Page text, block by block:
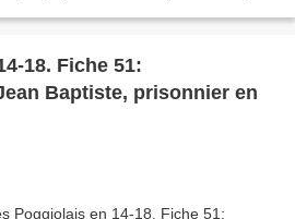
18. Fiche 51:
Baptiste, prisonnier en